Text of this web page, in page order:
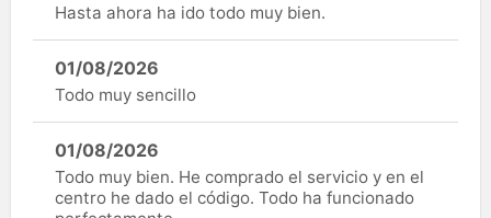
Hasta ahora ha ido todo muy bien.
01/08/2026
Todo muy sencillo
01/08/2026
Todo muy bien. He comprado el servicio y en el
centro he dado el código. Todo ha funcionado